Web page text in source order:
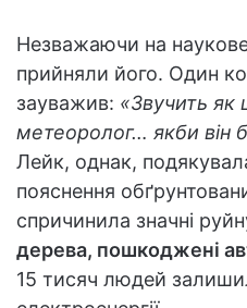
Незважаючи на
прийняли його. Один
зауважив: «Звучить
метеоролог… якби він
Лейк, однак,
пояснення
спричинила значні
дерева, пошкоджені
15 тисяч людей